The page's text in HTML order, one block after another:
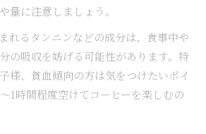
量に注意しましょう。
れるタンニンなどの成分は、食事中や
の吸収を妨げる可能性があります。特
様、貧血傾向の方は気をつけたいポイ
1時間程度空けてコーヒーを楽しむの